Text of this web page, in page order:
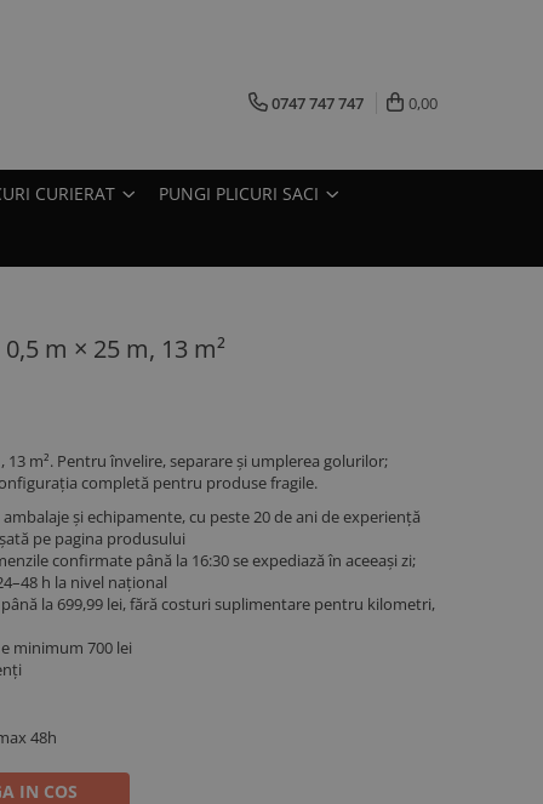
0747 747 747 0,00
CURIERAT PUNGI PLICURI SACI
m × 25 m, 13 m²
13 m². Pentru învelire, separare și umplerea golurilor;
completă pentru produse fragile.
și echipamente, cu peste 20 de ani de experiență
pe pagina produsului
confirmate până la 16:30 se expediază în aceeași zi;
h la nivel național
la 699,99 lei, fără costuri suplimentare pentru kilometri,
minimum 700 lei
48h
IN COS